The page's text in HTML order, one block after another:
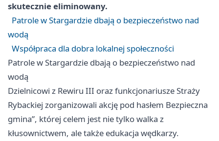
skutecznie eliminowany.
Patrole w Stargardzie dbają o bezpieczeństwo nad
wodą
Współpraca dla dobra lokalnej społeczności
Patrole w Stargardzie dbają o bezpieczeństwo nad
wodą
Dzielnicowi z Rewiru III oraz funkcjonariusze Straży
Rybackiej zorganizowali akcję pod hasłem Bezpieczna
gmina”, której celem jest nie tylko walka z
kłusownictwem, ale także edukacja wędkarzy.